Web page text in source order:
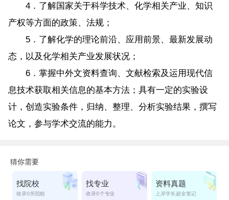
4．了解国家关于科学技术、化学相关产业、知识
产权等方面的政策、法规；
5．了解化学的理论前沿、应用前景、最新发展动
态，以及化学相关产业发展状况；
6．掌握中外文资料查询、文献检索及运用现代信
息技术获取相关信息的基本方法；具有一定的实验设
计，创造实验条件，归纳、整理、分析实验结果，撰写
论文，参与学术交流的能力。